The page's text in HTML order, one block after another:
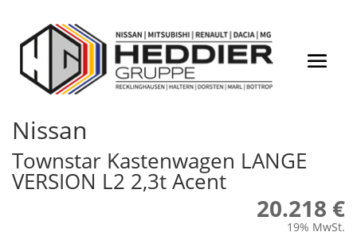
Nissan
Townstar Kastenwagen LANGE
VERSION L2 2,3t Acent
20.218 €
19% MwSt.